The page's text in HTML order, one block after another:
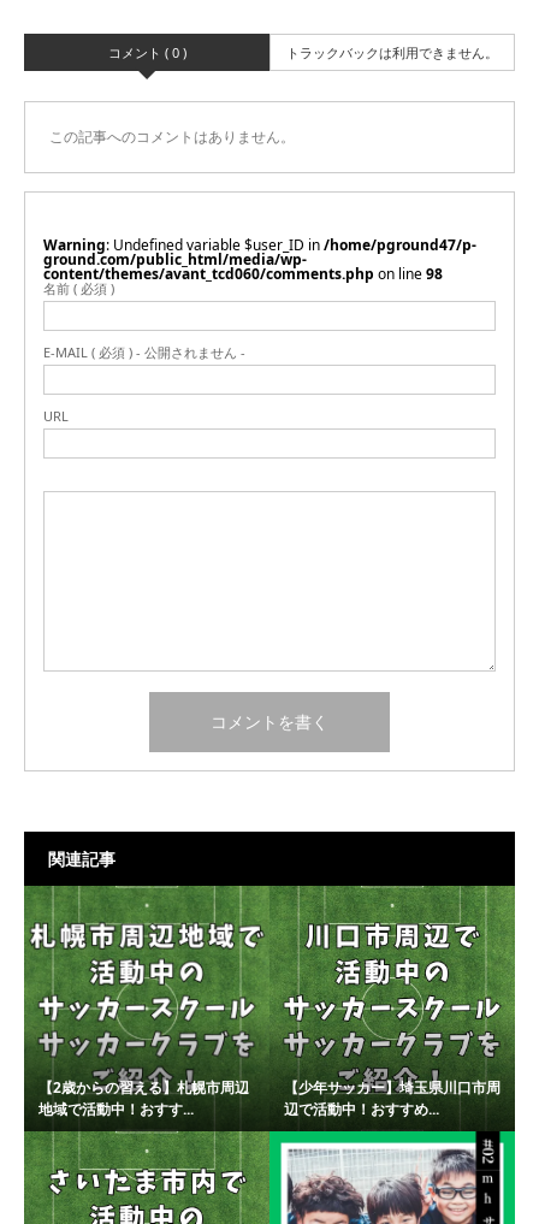
コメント ( 0 ) トラックバックは利用できません。
この記事へのコメントはありません。
Warning : Undefined variable $user_ID in/home/pground47/p-
ground.com/public_html/media/wp-
content/themes/avant_tcd060/comments.php on line98
名前 ( 必須 )
E-MAIL ( 必須 ) - 公開されません -
URL
関連記事
【2歳からの習える】札幌市周辺
地域で活動中！おすす...
【少年サッカー】埼玉県川口市周
辺で活動中！おすすめ...